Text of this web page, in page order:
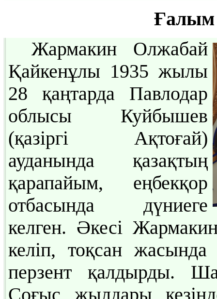
Ғалым
Жармакин Олжабай
Қайкенұлы 1935 жылы
28 қаңтарда Павлодар
облысы Куйбышев
(қазіргі Ақтоғай)
ауданында қазақтың
қарапайым, еңбекқор
отбасында дүниеге
келген. Әкесі
келіп, тоқсан
перзент қалдырды.
Соғыс жылдары